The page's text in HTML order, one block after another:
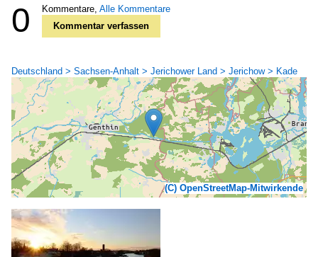
0 Kommentare, Alle Kommentare
Kommentar verfassen
Deutschland > Sachsen-Anhalt > Jerichower Land > Jerichow > Kade
(C) OpenStreetMap-Mitwirkende